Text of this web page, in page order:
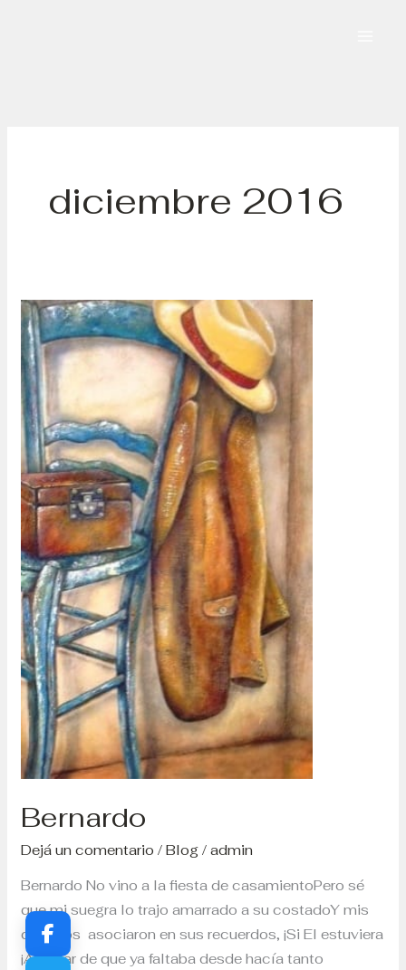
diciembre 2016
Bernardo
Dejá un comentario /Blog /admin
Bernardo No vino a la fiesta de casamientoPero sé
que mi suegra lo trajo amarrado a su costadoY mis
cuñados asociaron en sus recuerdos, ¡Si El estuviera
¡A pesar de que ya faltaba desde hacía tanto
Bernardo